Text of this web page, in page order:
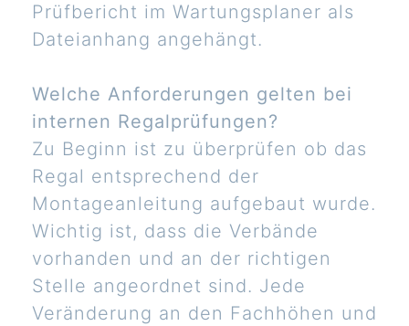
Prüfbericht im Wartungsplaner als
Dateianhang angehängt.
Welche Anforderungen gelten bei
internen Regalprüfungen?
Zu Beginn ist zu überprüfen ob das
Regal entsprechend der
Montageanleitung aufgebaut wurde.
Wichtig ist, dass die Verbände
vorhanden und an der richtigen
Stelle angeordnet sind. Jede
Veränderung an den Fachhöhen und